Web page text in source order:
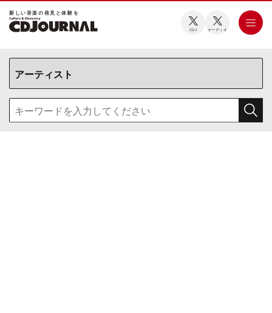
新しい⾳楽の発⾒と体験を
CDJ オーディオ